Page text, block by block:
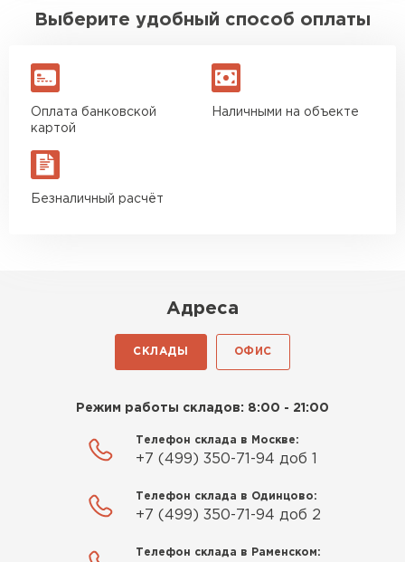
Выберите удобный способ оплаты
Оплата банковской
картой
Наличными на объекте
Безналичный расчёт
Адреса
СКЛАДЫ ОФИС
Режим работы складов: 8:00 - 21:00
Телефон склада в Москве:
+7 (499) 350-71-94 доб 1
Телефон склада в Одинцово:
+7 (499) 350-71-94 доб 2
Телефон склада в Раменском: